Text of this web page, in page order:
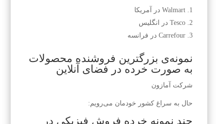
Walmart در آمریکا
Tesco در انگلیس
Carrefour در فرانسه
نمونه‌ی بزرگترین فروشنده محصولات
به صورت خرده در فضای آنلاین
شرکت آمازون
حال به سراغ کشور خودمان می‌رویم:
چند نمونه خرده فروش فیزیکی در